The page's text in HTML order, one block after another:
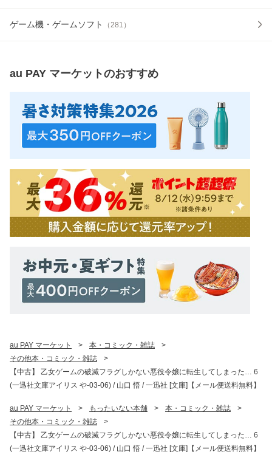
ゲーム機・ゲームソフト （281 ）
au PAY マーケットのおすすめ
au PAY マーケット > 本・コミック・雑誌
>
その他本・コミック・雑誌
>
【中古】 乙女ゲームの破滅フラグしかない悪役令嬢に転生してしまった… 6
(一迅社文庫アイリス や-03-06) / 山口 悟 / 一迅社 [文庫]【メール便送料無料】
au PAY マーケット > もったいない本舗 > 本・コミック・雑誌
>
その他本・コミック・雑誌
>
【中古】 乙女ゲームの破滅フラグしかない悪役令嬢に転生してしまった… 6
(一迅社文庫アイリス や-03-06) / 山口 悟 / 一迅社 [文庫]【メール便送料無料】